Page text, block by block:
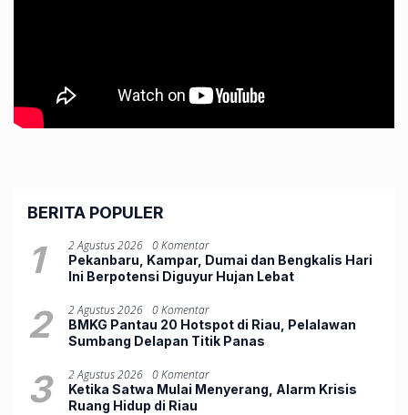
BERITA POPULER
1 2 Agustus 2026 0 Komentar
Pekanbaru, Kampar, Dumai dan Bengkalis Hari
Ini Berpotensi Diguyur Hujan Lebat
2 2 Agustus 2026 0 Komentar
BMKG Pantau 20 Hotspot di Riau, Pelalawan
Sumbang Delapan Titik Panas
3 2 Agustus 2026 0 Komentar
Ketika Satwa Mulai Menyerang, Alarm Krisis
Ruang Hidup di Riau